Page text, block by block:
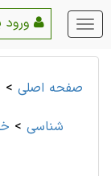
منو
اصلی
صفحه اصلی >
شناسی >